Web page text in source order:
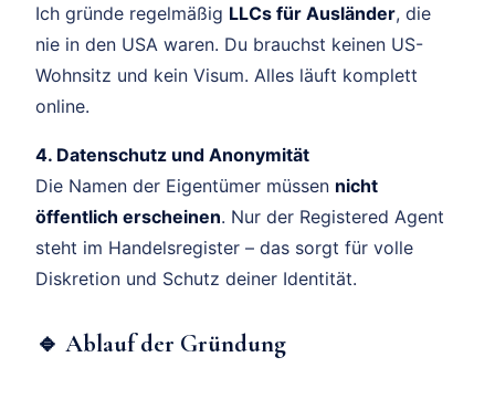
Ich gründe regelmäßig LLCs für Ausländer, die
nie in den USA waren. Du brauchst keinen US-
Wohnsitz und kein Visum. Alles läuft komplett
online.
4. Datenschutz und Anonymität
Die Namen der Eigentümer müssen nicht
öffentlich erscheinen. Nur der Registered Agent
steht im Handelsregister – das sorgt für volle
Diskretion und Schutz deiner Identität.
🔹 Ablauf der Gründung